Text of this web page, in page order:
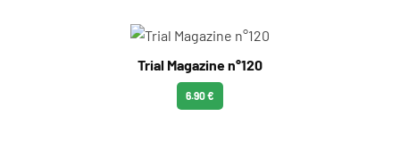
Trial Magazine n°120
6.90 €